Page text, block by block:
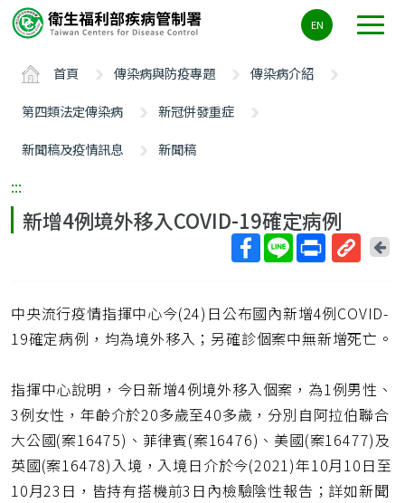
要
ALT+C
EN
首頁 傳染病與防疫專題
傳染病介紹
第四類法定傳染病
新冠併發重症
新聞稿及疫情訊息
新聞稿
:::
新增4例境外移入COVID-19確定病例
短
網
回
中央流行疫情指揮中心今(24)日公布國內新增4例COVID-
19確定病例，均為境外移入；另確診個案中無新增死亡。
指揮中心說明，今日新增4例境外移入個案，為1例男性、
3例女性，年齡介於20多歲至40多歲，分別自阿拉伯聯合
大公國(案16475)、菲律賓(案16476)、美國(案16477)及
英國(案16478)入境，入境日介於今(2021)年10月10日至
10月23日，皆持有搭機前3日內檢驗陰性報告；詳如新聞